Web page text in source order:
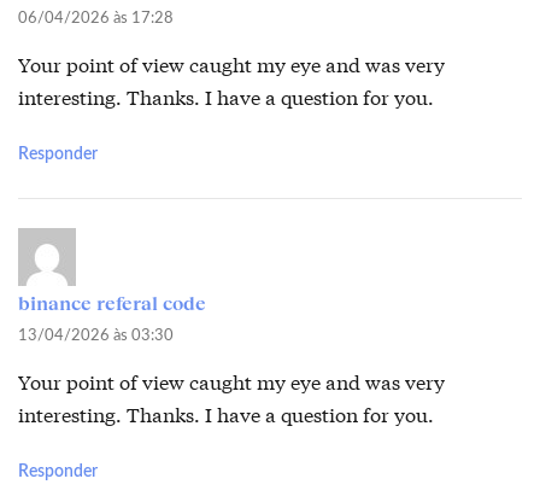
06/04/2026 às 17:28
Your point of view caught my eye and was very
interesting. Thanks. I have a question for you.
Responder
binance referal code
13/04/2026 às 03:30
Your point of view caught my eye and was very
interesting. Thanks. I have a question for you.
Responder